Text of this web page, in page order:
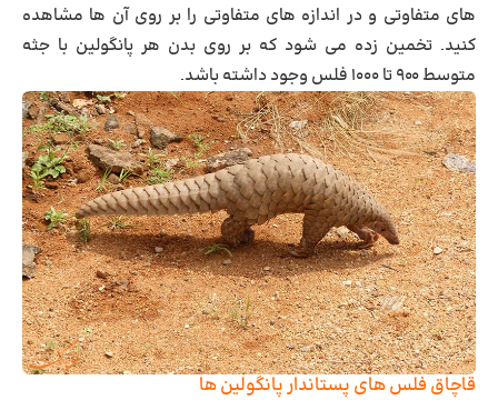
های متفاوتی و در اندازه های متفاوتی را بر روی آن ها مشاهده
کنید. تخمین زده می شود که بر روی بدن هر پانگولین با جثه
متوسط ۹۰۰ تا ۱۰۰۰ فلس وجود داشته باشد.
قاچاق فلس های پستاندار پانگولین ها